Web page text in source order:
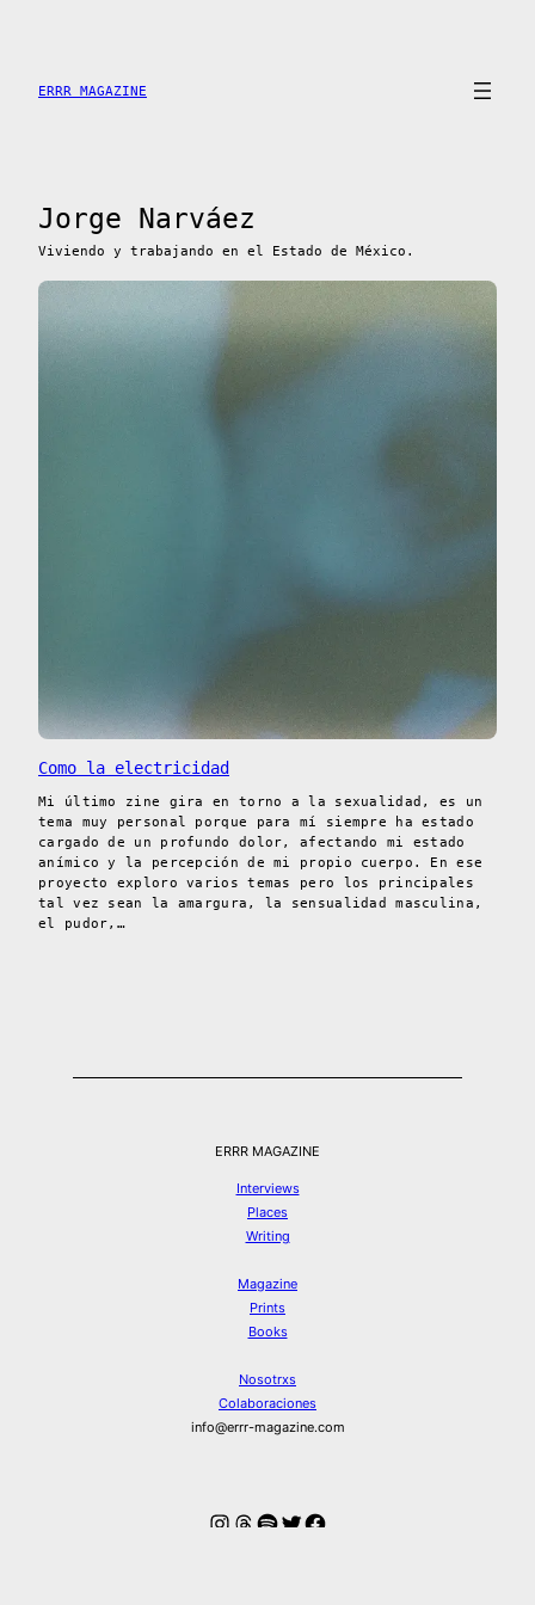
contenido
ERRR MAGAZINE
Jorge Narváez
Viviendo y trabajando en el Estado de México.
Como la electricidad
Mi último zine gira en torno a la sexualidad, es un
tema muy personal porque para mí siempre ha estado
cargado de un profundo dolor, afectando mi estado
anímico y la percepción de mi propio cuerpo. En ese
proyecto exploro varios temas pero los principales
tal vez sean la amargura, la sensualidad masculina,
el pudor,…
ERRR MAGAZINE
Interviews
Places
Writing
Magazine
Prints
Books
Nosotrxs
Colaboraciones
info@errr-magazine.com
Instagram
Hilos
Spotify
Twitter
Facebook